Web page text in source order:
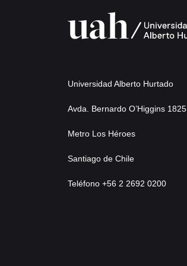
Universidad Alberto Hurtado
Avda. Bernardo O’Higgins 1825
Metro Los Héroes
Santiago de Chile
Teléfono +56 2 2692 0200